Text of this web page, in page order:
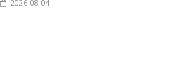
2026-08-04